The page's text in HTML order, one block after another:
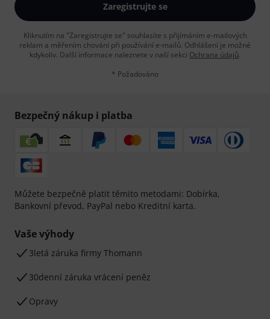
Zaregistrujte se
Kliknutím na "Zaregistrujte se" souhlasíte s přijímáním e-mailových
reklam a měřením chování při používání e-mailů. Odhlášení je možné
kdykoliv. Další informace naleznete v naší sekci Ochrana údajů.
* Požadováno
Bezpečný nákup i platba
Můžete bezpečně platit těmito metodami: Dobírka,
Bankovní převod, PayPal nebo Kreditní karta.
Vaše výhody
3letá záruka firmy Thomann
30denní záruka vrácení peněz
Opravy